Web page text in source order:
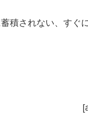
積されない、すぐ